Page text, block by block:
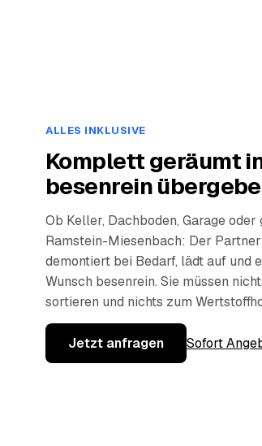
ALLES INKLUSIVE
Komplett geräumt
besenrein
Ob Keller, Dachboden, Garage oder
Ramstein-Miesenbach: Der
demontiert bei Bedarf, lädt auf und
Wunsch besenrein. Sie müssen
sortieren und nichts zum
Jetzt anfragen Sofort